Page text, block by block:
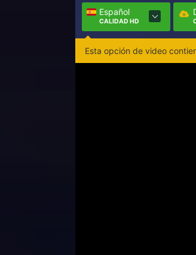
Español
CALIDAD HD
Esta opción de video